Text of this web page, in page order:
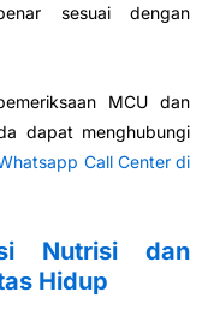
sesuai dengan
MCU dan
dapat menghubungi
Call Center di
Nutrisi dan
Hidup